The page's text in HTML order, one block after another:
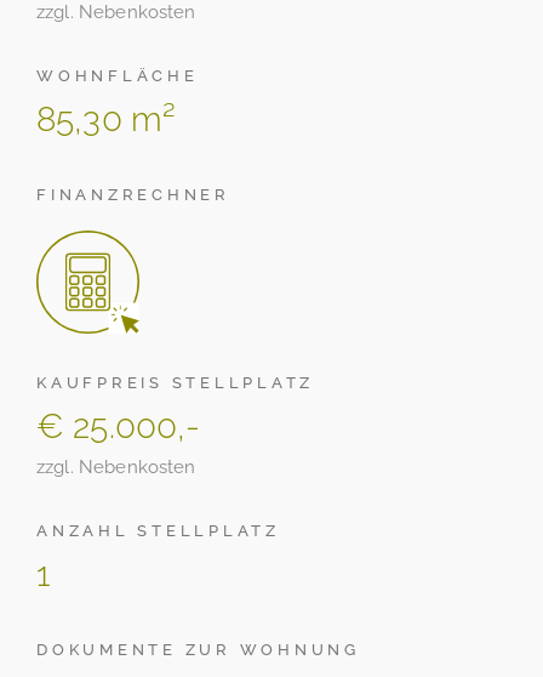
zzgl. Nebenkosten
WOHNFLÄCHE
85,30 m²
FINANZRECHNER
KAUFPREIS STELLPLATZ
€ 25.000,-
zzgl. Nebenkosten
ANZAHL STELLPLATZ
1
DOKUMENTE ZUR WOHNUNG